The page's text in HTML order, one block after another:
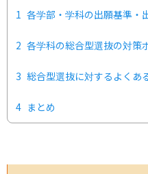
1 各学部・学科の出願基準・
2 各学科の総合型選抜の対策
3 総合型選抜に対するよくあ
4 まとめ